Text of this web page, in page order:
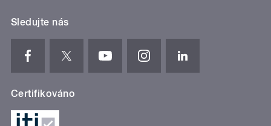
Sledujte nás
Certifikováno